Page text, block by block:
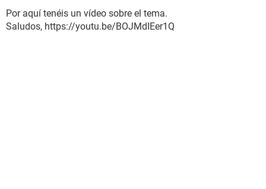
Por aquí tenéis un vídeo sobre el tema.
Saludos, https://youtu.be/BOJMdIEer1Q